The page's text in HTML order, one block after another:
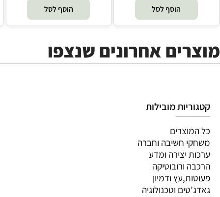
הוסף לסל הוסף לסל
מוצרים אחרונים שנצפו
קטגוריות מובילות
כל המוצרים
משחקי חשיבה וחברה
ערכות יצירה ומדע
הרכבה ורובוטיקה
פעוטות,עץ ודמיון
גאדג’טים וטכנולוגיה